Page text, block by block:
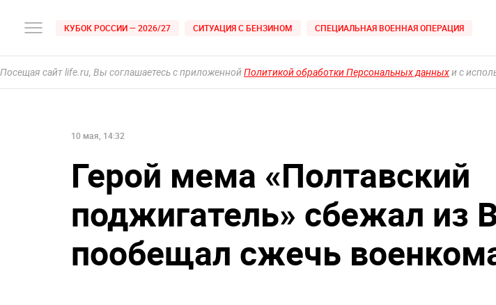
КУБОК РОССИИ — 2026/27 СИТУАЦИЯ С БЕНЗИНОМ СПЕЦИАЛЬНАЯ ВОЕННАЯ ОПЕРАЦИЯ
Посещая сайт life.ru, Вы соглашаетесь с приложеннойПолитикой обработки Персональных данныхи с
10 мая, 14:32
Герой мема «Полтавский
поджигатель» сбежал из
пообещал сжечь